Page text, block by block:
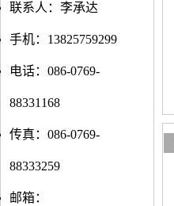
联系人：李承达
手机：13825759299
电话：086-0769-
88331168
传真：086-0769-
88333259
邮箱：